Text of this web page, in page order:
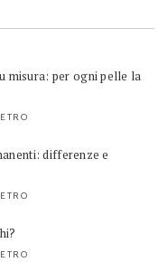
misura: per ogni pelle la
differenze e